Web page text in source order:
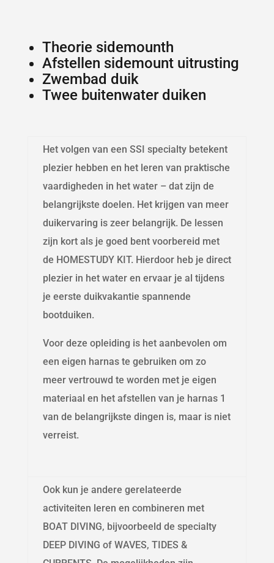
Theorie sidemounth
Afstellen sidemount uitrusting
Zwembad duik
Twee buitenwater duiken
Het volgen van een SSI specialty betekent
plezier hebben en het leren van praktische
vaardigheden in het water – dat zijn de
belangrijkste doelen. Het krijgen van meer
duikervaring is zeer belangrijk. De lessen
zijn kort als je goed bent voorbereid met
de HOMESTUDY KIT. Hierdoor heb je direct
plezier in het water en ervaar je al tijdens
je eerste duikvakantie spannende
bootduiken.
Voor deze opleiding is het aanbevolen om
een eigen harnas te gebruiken om zo
meer vertrouwd te worden met je eigen
materiaal en het afstellen van je harnas 1
van de belangrijkste dingen is, maar is niet
verreist.
Ook kun je andere gerelateerde
activiteiten leren en combineren met
BOAT DIVING, bijvoorbeeld de specialty
DEEP DIVING of WAVES, TIDES &